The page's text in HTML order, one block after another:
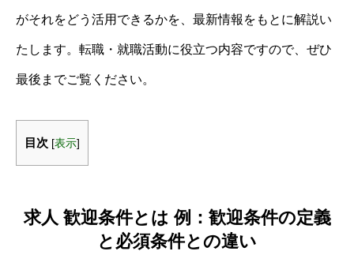
がそれをどう活用できるかを、最新情報をもとに解説い
たします。転職・就職活動に役立つ内容ですので、ぜひ
最後までご覧ください。
目次 [表示]
求人 歓迎条件とは 例：歓迎条件の定義
と必須条件との違い